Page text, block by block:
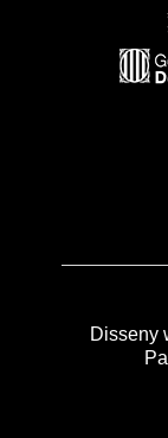
Disseny